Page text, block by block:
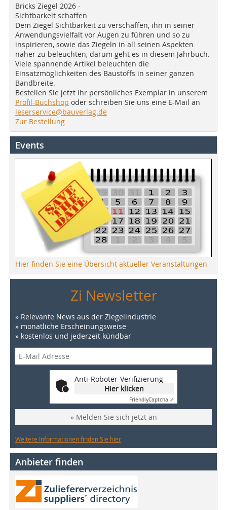
Bricks Ziegel 2026 -
Sichtbarkeit schaffen
Dem Ziegel Sichtbarkeit zu verschaffen, ihn in seiner
Anwendungsvielfalt vor Augen zu führen und so zu
inspirieren, sowie das Ziegeln in all seinen Aspekten
näher zu beleuchten, darum geht es in diesem Jahrbuch.
Viele spannende Artikel beleuchten die
Einsatzmöglichkeiten des Baustoffs in seiner ganzen
Bandbreite.
Bestellen Sie jetzt Ihr persönliches Exemplar in unserem
Profil-Buchshop oder schreiben Sie uns eine E-Mail an
leserservice@bauverlag.de
Zur Bestellung
Events
Hier finden Sie eine Übersicht aktueller Veranstaltungen
Zi Newsletter
» Relevante News aus der Ziegelindustrie
» monatliche Erscheinungsweise
» kostenlos und jederzeit kündbar
Anti-Roboter-Verifizierung
Hier klicken
FriendlyCaptcha ⇗
» Melden Sie sich jetzt an
Weitere Informationen finden Sie hier
Anbieter finden